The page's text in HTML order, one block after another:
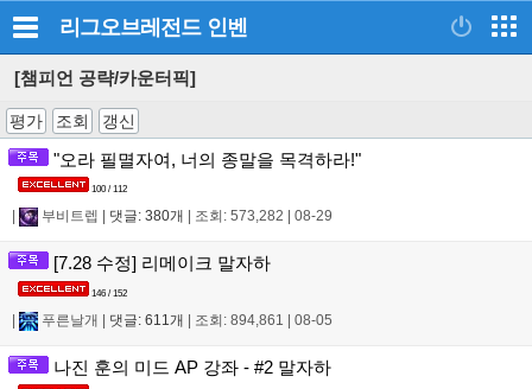
리그오브레전드 인벤
[챔피언 공략/카운터픽]
평가 조회 갱신
"오라 필멸자여, 너의 종말을 목격하라!"
100 / 112
부비트렙 댓글: 380개 조회: 573,282 08-29
[7.28 수정] 리메이크 말자하
146 / 152
| 푸른날개 | 댓글: 611개 | 조회: 894,861 | 08-05
나진 훈의 미드 AP 강좌 - #2 말자하